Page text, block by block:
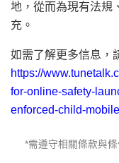
地，從而為現有法規
充。
如需了解更多信息，
https://
for-online-safety-
enforced-child-
*需遵守相關條款與條